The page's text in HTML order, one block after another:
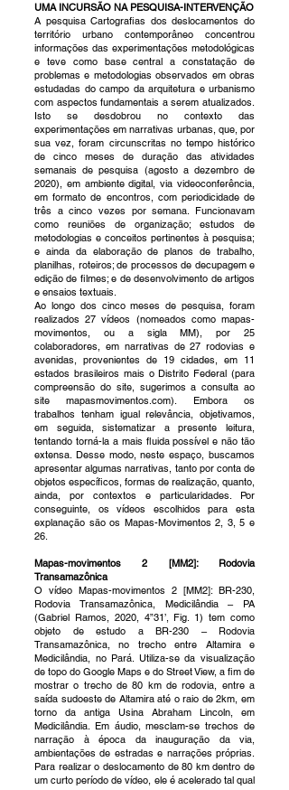
UMA INCURSÃO NA PESQUISA-INTERVENÇÃO
A pesquisa Cartografias dos deslocamentos do
território urbano contemporâneo concentrou
informações das experimentações metodológicas
e teve como base central a constatação de
problemas e metodologias observados em obras
estudadas do campo da arquitetura e urbanismo
com aspectos fundamentais a serem atualizados.
Isto se desdobrou no contexto das
experimentações em narrativas urbanas, que, por
sua vez, foram circunscritas no tempo histórico
de cinco meses de duração das atividades
semanais de pesquisa (agosto a dezembro de
2020), em ambiente digital, via videoconferência,
em formato de encontros, com periodicidade de
três a cinco vezes por semana. Funcionavam
como reuniões de organização; estudos de
metodologias e conceitos pertinentes à pesquisa;
e ainda da elaboração de planos de trabalho,
planilhas, roteiros; de processos de decupagem e
edição de filmes; e de desenvolvimento de artigos
e ensaios textuais.
Ao longo dos cinco meses de pesquisa, foram
realizados 27 vídeos (nomeados como mapas-
movimentos, ou a sigla MM), por 25
colaboradores, em narrativas de 27 rodovias e
avenidas, provenientes de 19 cidades, em 11
estados brasileiros mais o Distrito Federal (para
compreensão do site, sugerimos a consulta ao
site mapasmovimentos.com). Embora os
trabalhos tenham igual relevância, objetivamos,
em seguida, sistematizar a presente leitura,
tentando torná-la a mais fluida possível e não tão
extensa. Desse modo, neste espaço, buscamos
apresentar algumas narrativas, tanto por conta de
objetos específicos, formas de realização, quanto,
ainda, por contextos e particularidades. Por
conseguinte, os vídeos escolhidos para esta
explanação são os Mapas-Movimentos 2, 3, 5 e
26.
Mapas-movimentos 2 [MM2]: Rodovia
Transamazônica
O vídeo Mapas-movimentos 2 [MM2]: BR-230,
Rodovia Transamazônica, Medicilândia – PA
(Gabriel Ramos, 2020, 4”31’, Fig. 1) tem como
objeto de estudo a BR-230 – Rodovia
Transamazônica, no trecho entre Altamira e
Medicilândia, no Pará. Utiliza-se da visualização
de topo do Google Maps e do Street View, a fim de
mostrar o trecho de 80 km de rodovia, entre a
saída sudoeste de Altamira até o raio de 2km, em
torno da antiga Usina Abraham Lincoln, em
Medicilândia. Em áudio, mesclam-se trechos de
narração à época da inauguração da via,
ambientações de estradas e narrações próprias.
Para realizar o deslocamento de 80 km dentro de
um curto período de vídeo, ele é acelerado tal qual